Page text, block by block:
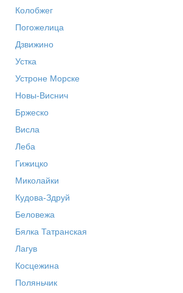
Колобжег
Погожелица
Дзвижино
Устка
Устроне Морске
Новы-Виснич
Бржеско
Висла
Леба
Гижицко
Миколайки
Кудова-Здруй
Беловежа
Бялка Татранская
Лагув
Косцежина
Поляньчик